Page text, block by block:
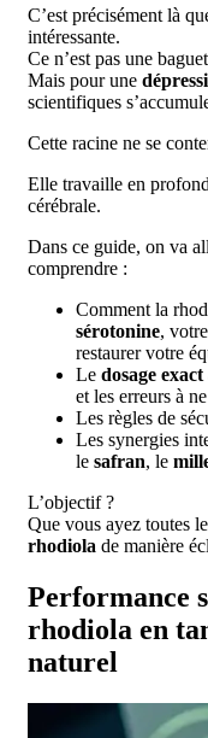
C’est précisément là
intéressante.
Ce n’est pas une
Mais pour une
scientifiques
Cette racine ne se
Elle travaille en
cérébrale.
Dans ce guide, on va
comprendre :
Comment la
sérotonine, votre
restaurer votre
Le dosage exact
et les erreurs à
Les règles de
Les synergies
le safran, le
L’objectif ?
Que vous ayez toutes
rhodiola de manière
Performance
rhodiola en
naturel